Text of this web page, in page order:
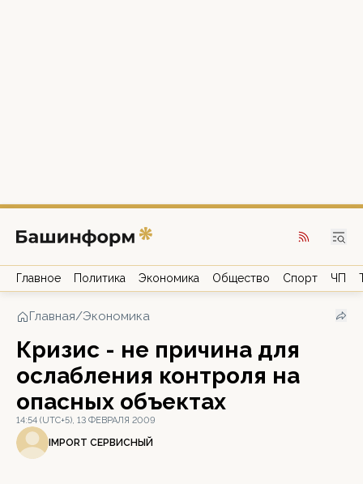
Главное Политика Экономика Общество Спорт ЧП
Главная/Экономика
Кризис - не причина для
ослабления контроля на
опасных объектах
14:54 (UTC+5), 13 ФЕВРАЛЯ 2009
IMPORT СЕРВИСНЫЙ